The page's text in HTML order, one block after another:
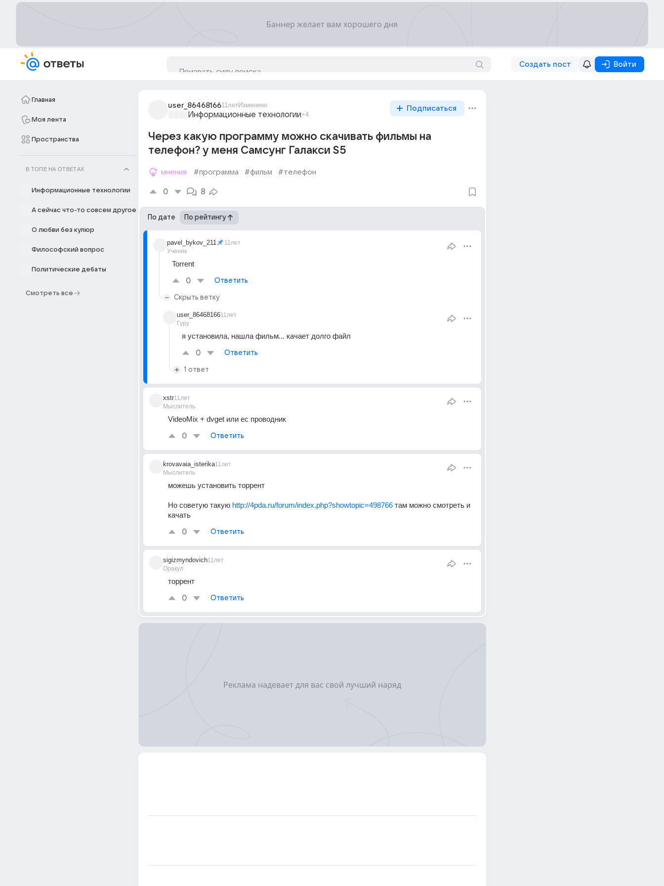
Создать пост Войти
Главная
Моя лента
Пространства
В ТОПЕ НА ОТВЕТАХ
Информационные технологии
А сейчас что-то совсем другое
О любви без купюр
Философский вопрос
Политические дебаты
Смотреть все
user_8646816611летИзменено
Информационные технологии+4
Подписаться
Через какую программу можно скачивать фильмы на
телефон? у меня Самсунг Галакси S5
мнения #программа #фильм #телефон
0 8
По дате По рейтингу
pavel_bykov_211
Ученик
11лет
Torrent
0 Ответить
Скрыть ветку
user_86468166
Гуру
11лет
я установила, нашла фильм... качает долго файл
0 Ответить
1 ответ
xstr
Мыслитель
11лет
VideoMix + dvget или ec проводник
0 Ответить
krovavaia_isterika
Мыслитель
11лет
можешь установить торрент
Но советую такую http://4pda.ru/forum/index.php?showtopic=498766 там можно смотреть и
качать
0 Ответить
sigizmyndovich
Оракул
11лет
торрент
0 Ответить